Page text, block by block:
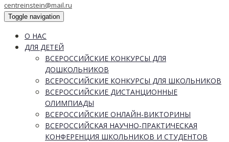
centreinstein@mail.ru
Toggle navigation
О НАС
ДЛЯ ДЕТЕЙ
ВСЕРОССИЙСКИЕ КОНКУРСЫ ДЛЯ
ДОШКОЛЬНИКОВ
ВСЕРОССИЙСКИЕ КОНКУРСЫ ДЛЯ ШКОЛЬНИКОВ
ВСЕРОССИЙСКИЕ ДИСТАНЦИОННЫЕ
ОЛИМПИАДЫ
ВСЕРОССИЙСКИЕ ОНЛАЙН-ВИКТОРИНЫ
ВСЕРОССИЙСКАЯ НАУЧНО-ПРАКТИЧЕСКАЯ
КОНФЕРЕНЦИЯ ШКОЛЬНИКОВ И СТУДЕНТОВ